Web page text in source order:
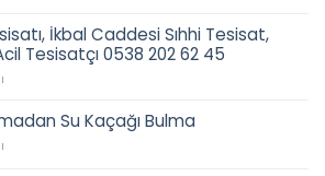
İkbal Caddesi Sıhhi Tesisat,
Tesisatçı 0538 202 62 45
Su Kaçağı Bulma